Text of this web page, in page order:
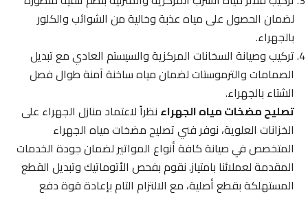
لضمان الحصول على مياه عذبة وخالية من الشوائب والكلور
بالجهراء.
تركيب وصيانة السخانات المركزية والسيستم العادي مع تبديل
الصمامات والترموستات لضمان مياه ساخنة آمنة طوال فصل
الشتاء بالجهراء.
تصليح مضخات مياه الجهراءنظراً لاعتماد منازل الجهراء على
الخزانات العلوية، نوفر فني تصليح مضخات مياه الجهراء
المتخصص في صيانة كافة أنواع المواتير لضمان جودة الخدمات
المقدمة لعملائنا بامتياز. نقوم بفحص الأتوماتيك وتبديل القطع
المستهلكة بقطع أصلية، مع الالتزام التام بإعادة قوة دفع